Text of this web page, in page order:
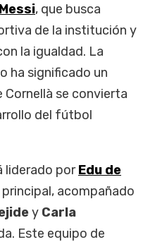
, que busca
de la institución y
la igualdad. La
ha significado un
Cornellà se convierta
del fútbol
liderado porEdu de
acompañado
y Carla
Este equipo de